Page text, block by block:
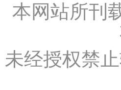
本网站所刊
未经授权禁